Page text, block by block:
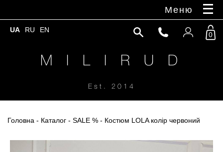
Меню
UA RU EN
M I L I R U D
Est. 2014
0
Головна - Каталог - SALE % - Костюм LOLA колір червоний